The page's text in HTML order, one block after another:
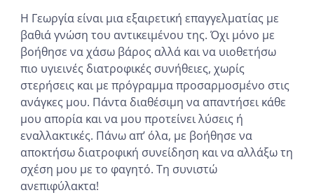
Η Γεωργία είναι μια εξαιρετική επαγγελματίας με
βαθιά γνώση του αντικειμένου της. Όχι μόνο με
βοήθησε να χάσω βάρος αλλά και να υιοθετήσω
πιο υγιεινές διατροφικές συνήθειες, χωρίς
στερήσεις και με πρόγραμμα προσαρμοσμένο στις
ανάγκες μου. Πάντα διαθέσιμη να απαντήσει κάθε
μου απορία και να μου προτείνει λύσεις ή
εναλλακτικές. Πάνω απ’ όλα, με βοήθησε να
αποκτήσω διατροφική συνείδηση και να αλλάξω τη
σχέση μου με το φαγητό. Τη συνιστώ
ανεπιφύλακτα!